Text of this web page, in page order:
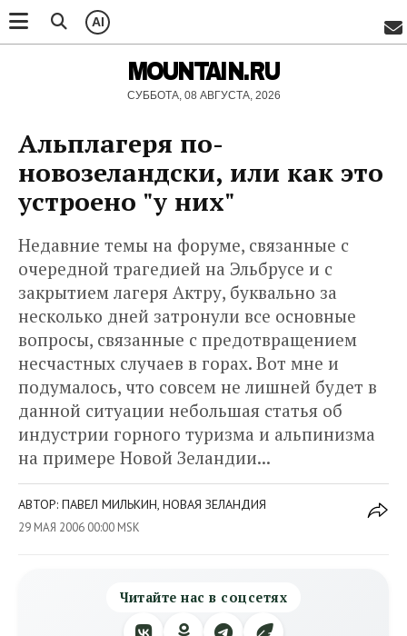
AI
MOUNTAIN.RU
СУББОТА, 08 АВГУСТА, 2026
Альплагеря по-
новозеландски, или как это
устроено "у них"
Недавние темы на форуме, связанные с
очередной трагедией на Эльбрусе и с
закрытием лагеря Актру, буквально за
несколько дней затронули все основные
вопросы, связанные с предотвращением
несчастных случаев в горах. Вот мне и
подумалось, что совсем не лишней будет в
данной ситуации небольшая статья об
индустрии горного туризма и альпинизма
на примере Новой Зеландии...
АВТОР: ПАВЕЛ МИЛЬКИН, НОВАЯ ЗЕЛАНДИЯ
29 МАЯ 2006 00:00 MSK
Читайте нас в соцсетях